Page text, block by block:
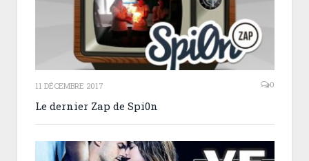
11 DÉCEMBRE 2017 0
Le dernier Zap de Spi0n